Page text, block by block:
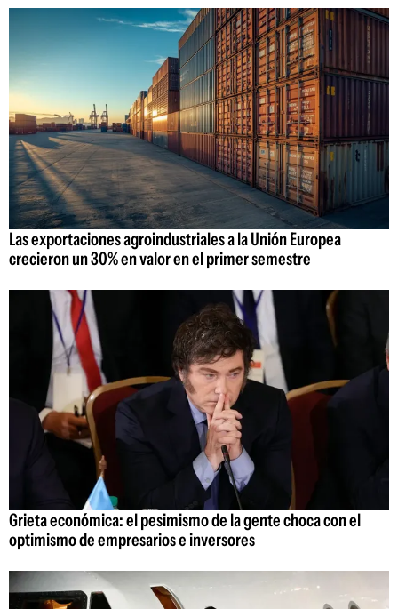
Las exportaciones agroindustriales a la Unión Europea
crecieron un 30% en valor en el primer semestre
Grieta económica: el pesimismo de la gente choca con el
optimismo de empresarios e inversores